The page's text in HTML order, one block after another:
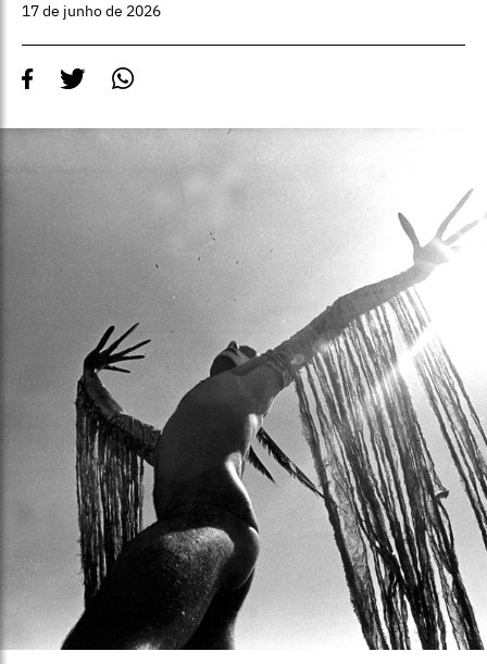
17 de junho de 2026